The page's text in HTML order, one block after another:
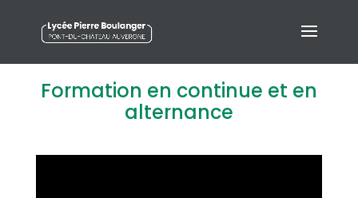
Formation en continue et en
alternance